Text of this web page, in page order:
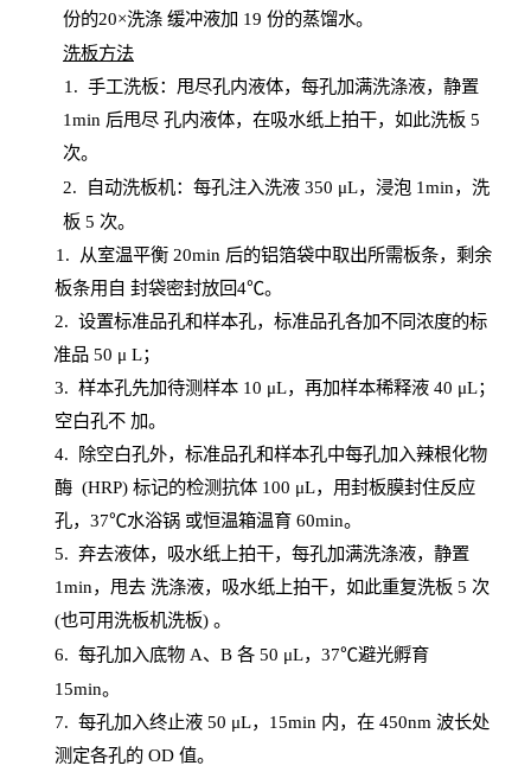
份的20×洗涤 缓冲液加 19 份的蒸馏水。
洗板方法
1. 手工洗板：甩尽孔内液体，每孔加满洗涤液，静置
1min 后甩尽 孔内液体，在吸水纸上拍干，如此洗板 5
次。
2.
自动洗板机：每孔注入洗液 350 μL，浸泡 1min，洗
板 5 次。
1 . 从室温平衡 20min 后的铝箔袋中取出所需板条，剩余
板条用自 封袋密封放回4℃。
2. 设置标准品孔和样本孔，标准品孔各加不同浓度的标
准品 50 μ L；
3. 样本孔先加待测样本 10 μL，再加样本稀释液 40 μL；
空白孔不 加。
4.
除空白孔外，标准品孔和样本孔中每孔加入辣根化物
酶 (HRP) 标记的检测抗体 100 μL，用封板膜封住反应
孔， 37℃水浴锅 或恒温箱温育60min。
5. 弃去液体，吸水纸上拍干，每孔加满洗涤液，静置
1min，甩去 洗涤液，吸水纸上拍干，如此重复洗板 5 次
(也可用洗板机洗板) 。
6. 每孔加入底物A、B 各 50 μL，37℃避光孵育
15min。
7. 每孔加入终止液 50 μL， 15min 内，在450nm 波长处
测定各孔的 OD 值。